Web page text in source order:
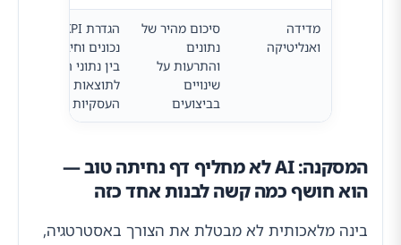
מדידה
ואנליטיקה
סיכום מהיר של
נתונים
והתרעות על
שינויים
בביצועים
הגדרת KPI
נכונים וחיבור
בין נתוני הדף
לתוצאות
העסקיות
המסקנה: AI לא מחליף דף נחיתה טוב —
הוא חושף כמה קשה לבנות אחד כזה
בינה מלאכותית לא מבטלת את הצורך באסטרטגיה,